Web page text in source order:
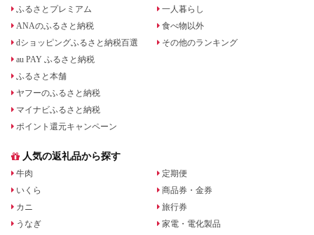
ふるさとプレミアム
ANAのふるさと納税
dショッピングふるさと納税百選
au PAY ふるさと納税
ふるさと本舗
ヤフーのふるさと納税
マイナビふるさと納税
ポイント還元キャンペーン
一人暮らし
食べ物以外
その他のランキング
人気の返礼品から探す
牛肉
いくら
カニ
うなぎ
定期便
商品券・金券
旅行券
家電・電化製品